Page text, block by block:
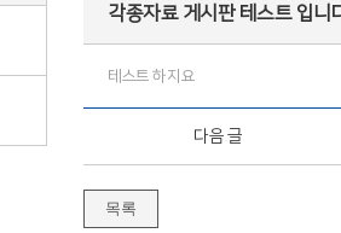
각종자료 게시판 테스트 입니
테스트 하지요
다음 글
목록